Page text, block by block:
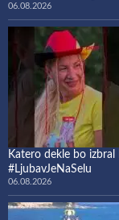
06.08.2026
Katero dekle bo izbral
#LjubavJeNaSelu
06.08.2026